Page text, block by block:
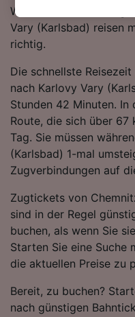
Wenn Sie mit dem Zug
Vary (Karlsbad) reisen
richtig.
Die schnellste
nach Karlovy Vary
Stunden 42 Minuten. In
Route, die sich über 67
Tag. Sie müssen
(Karlsbad) 1-mal
Zugverbindungen auf
Zugtickets von
sind in der Regel
buchen, als wenn Sie
Starten Sie eine Suche
die aktuellen Preise zu
Bereit, zu buchen?
nach günstigen
besuchen Sie
haben keinen
Daten werden
verwendet, wenn
Surfverhalten nicht
Wir und unsere
Folgendes
Verwendung
aktiv abfragen.
Informationen auf
Personalisierte
von Werbeleistung
Inhalten,
Angeboten.